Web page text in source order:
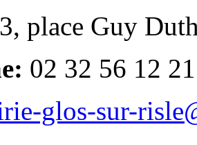
3, place Guy
02 32 56 12 21
glos-sur-